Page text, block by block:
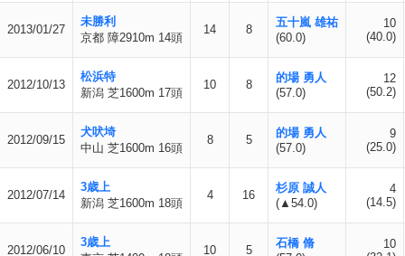
2013/01/27
未勝利
京都 障2910m 14頭
14 8
五十嵐 雄祐
(60.0)
10
(40.0)
2012/10/13
松浜特
新潟 芝1600m 17頭
10 8
的場 勇人
(57.0)
12
(50.2)
2012/09/15
犬吠埼
中山 芝1600m 16頭
8 5
的場 勇人
(57.0)
9
(25.0)
2012/07/14
3歳上
新潟 芝1600m 18頭
4 16
杉原 誠人
(▲54.0)
4
(14.5)
2012/06/10
3歳上
10 5
石橋 脩
10